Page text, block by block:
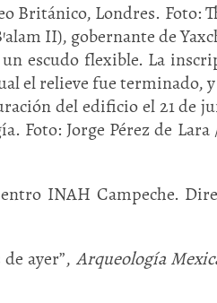
Británico, Londres. Foto:
II), gobernante de
un escudo flexible. La
el relieve fue terminado,
del edificio el 21 de
Foto: Jorge Pérez de Lara
INAH Campeche.
ayer”, Arqueología